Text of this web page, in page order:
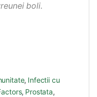
boli.
, Infectii cu
, Prostata,